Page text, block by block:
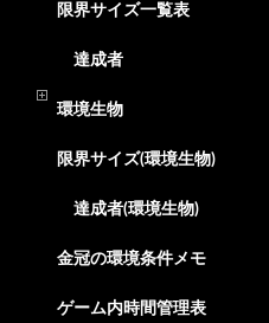
限界サイズ一覧表
達成者
環境生物
限界サイズ(環境生物)
達成者(環境生物)
金冠の環境条件メモ
ゲーム内時間管理表